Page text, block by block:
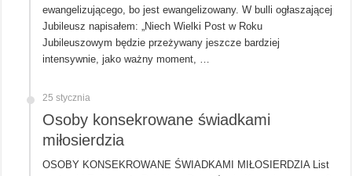
ewangelizującego, bo jest ewangelizowany. W bulli ogłaszającej
Jubileusz napisałem: „Niech Wielki Post w Roku
Jubileuszowym będzie przeżywany jeszcze bardziej
intensywnie, jako ważny moment, …
25 stycznia
Osoby konsekrowane świadkami
miłosierdzia
OSOBY KONSEKROWANE ŚWIADKAMI MIŁOSIERDZIA List